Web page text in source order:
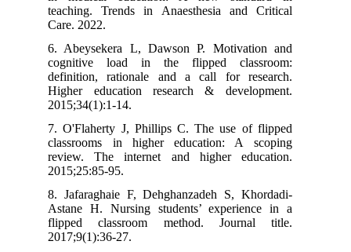
teaching. Trends in Anaesthesia and Critical
Care. 2022.
6. Abeysekera L, Dawson P. Motivation and
cognitive load in the flipped classroom:
definition, rationale and a call for research.
Higher education research & development.
2015;34(1):1-14.
7. O'Flaherty J, Phillips C. The use of flipped
classrooms in higher education: A scoping
review. The internet and higher education.
2015;25:85-95.
8. Jafaraghaie F, Dehghanzadeh S, Khordadi-
Astane H. Nursing students’ experience in a
flipped classroom method. Journal title.
2017;9(1):36-27.